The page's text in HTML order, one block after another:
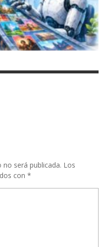
será publicada. Los
con *